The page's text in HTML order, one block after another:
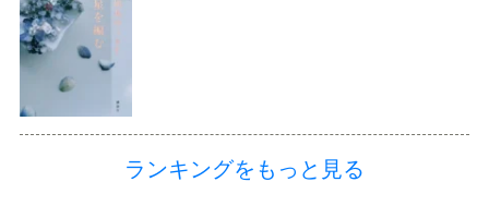
ランキングをもっと見る